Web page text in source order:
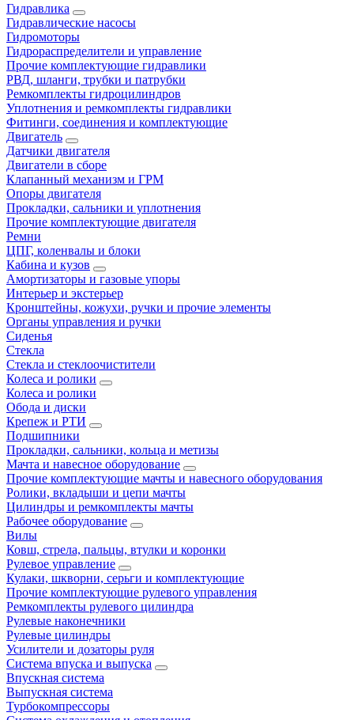
Гидравлика
Гидравлические насосы
Гидромоторы
Гидрораспределители и управление
Прочие комплектующие гидравлики
РВД, шланги, трубки и патрубки
Ремкомплекты гидроцилиндров
Уплотнения и ремкомплекты гидравлики
Фитинги, соединения и комплектующие
Двигатель
Датчики двигателя
Двигатели в сборе
Клапанный механизм и ГРМ
Опоры двигателя
Прокладки, сальники и уплотнения
Прочие комплектующие двигателя
Ремни
ЦПГ, коленвалы и блоки
Кабина и кузов
Амортизаторы и газовые упоры
Интерьер и экстерьер
Кронштейны, кожухи, ручки и прочие элементы
Органы управления и ручки
Сиденья
Стекла
Стекла и стеклоочистители
Колеса и ролики
Колеса и ролики
Обода и диски
Крепеж и РТИ
Подшипники
Прокладки, сальники, кольца и метизы
Мачта и навесное оборудование
Прочие комплектующие мачты и навесного оборудования
Ролики, вкладыши и цепи мачты
Цилиндры и ремкомплекты мачты
Рабочее оборудование
Вилы
Ковш, стрела, пальцы, втулки и коронки
Рулевое управление
Кулаки, шкворни, серьги и комплектующие
Прочие комплектующие рулевого управления
Ремкомплекты рулевого цилиндра
Рулевые наконечники
Рулевые цилиндры
Усилители и дозаторы руля
Система впуска и выпуска
Впускная система
Выпускная система
Турбокомпрессоры